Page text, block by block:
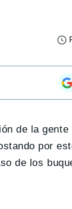
de la
por
de los